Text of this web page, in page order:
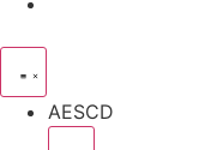
AESCD